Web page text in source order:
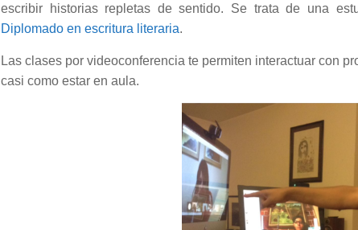
escribir historias repletas de sentido. Se trata de una
Diplomado en escritura literaria.
Las clases por videoconferencia te permiten interactuar con
casi como estar en aula.